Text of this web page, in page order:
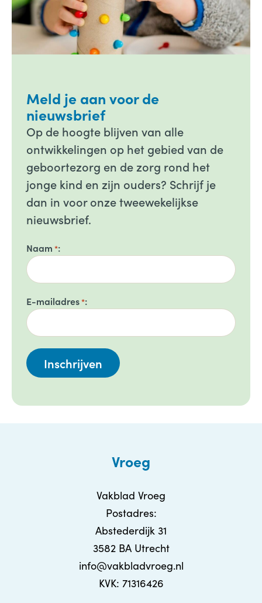
Meld je aan voor de
nieuwsbrief
Op de hoogte blijven van alle
ontwikkelingen op het gebied van de
geboortezorg en de zorg rond het
jonge kind en zijn ouders? Schrijf je
dan in voor onze tweewekelijkse
nieuwsbrief.
Naam *
E-mailadres*
Vroeg
Vakblad Vroeg
Postadres:
Abstederdijk 31
3582 BA Utrecht
info@vakbladvroeg.nl
KVK: 71316426